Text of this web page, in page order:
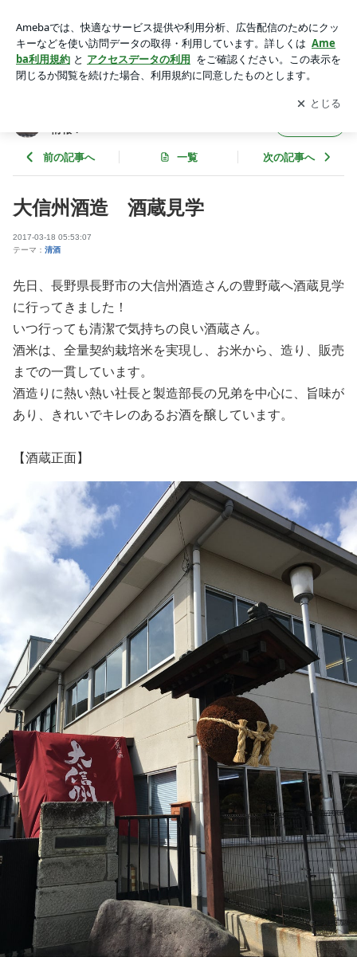
の地酒情報！アプリをダウンロードして ブログの更新通知
を受け取りまし
ょう。
開く
情報！
前の記事へ 一覧 次の記事へ
大信州酒造 酒蔵見学
2017-03-18 05:53:07
テーマ： 清酒
先日、長野県長野市の大信州酒造さんの豊野蔵へ酒蔵見学
に行ってきました！
いつ行っても清潔で気持ちの良い酒蔵さん。
酒米は、全量契約栽培米を実現し、お米から、造り、販売
までの一貫しています。
酒造りに熱い熱い社長と製造部長の兄弟を中心に、旨味が
あり、きれいでキレのあるお酒を醸しています。
【酒蔵正面】